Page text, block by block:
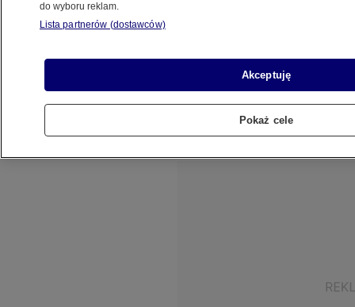
Generał Luong Cuong jest nowym prezydentem
będzie sprawować ten urząd w ciągu ostatnich
siedmiu miesięcy. Władze mają nadzieję, że
pozwoli to przywrócić polityczną stabilność po
okresie dynamicznych przetasowań na
do wyboru reklam.
Lista partnerów (dostawców)
Akceptuję
Pokaż cele